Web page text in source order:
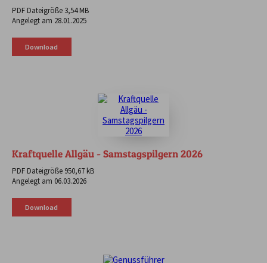
PDF Dateigröße 3,54 MB
Angelegt am 28.01.2025
Download
Kraftquelle Allgäu - Samstagspilgern 2026
PDF Dateigröße 950,67 kB
Angelegt am 06.03.2026
Download